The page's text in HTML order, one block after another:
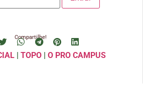
Compartilhe!
| TOPO| O PRO CAMPUS